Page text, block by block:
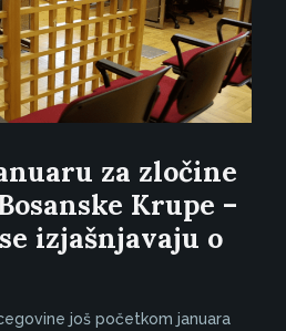
za zločine
Krupe –
izjašnjavaju o
još početkom januara